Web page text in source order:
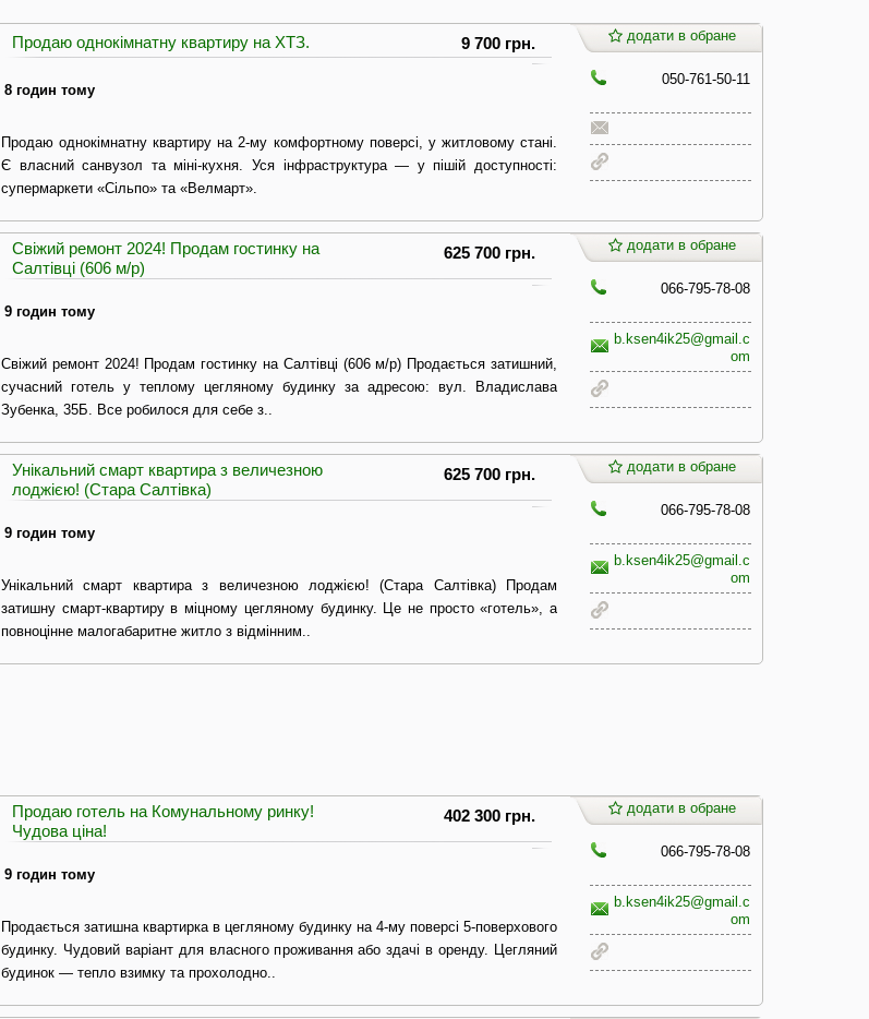
Продаю однокімнатну квартиру на ХТЗ. 9 700 грн.
8 годин тому
Продаю однокімнатну квартиру на 2-му комфортному поверсі, у житловому стані.
Є власний санвузол та міні-кухня. Уся інфраструктура — у пішій доступності:
супермаркети «Сільпо» та «Велмарт».
додати в обране
050-761-50-11
Свіжий ремонт 2024! Продам гостинку на
Салтівці (606 м/р)
625 700 грн.
9 годин тому
Свіжий ремонт 2024! Продам гостинку на Салтівці (606 м/р) Продається затишний,
сучасний готель у теплому цегляному будинку за адресою: вул. Владислава
Зубенка, 35Б. Все робилося для себе з..
додати в обране
066-795-78-08
b.ksen4ik25@gmail.c
om
Унікальний смарт квартира з величезною
лоджією! (Стара Салтівка)
625 700 грн.
9 годин тому
Унікальний смарт квартира з величезною лоджією! (Стара Салтівка) Продам
затишну смарт-квартиру в міцному цегляному будинку. Це не просто «готель», а
повноцінне малогабаритне житло з відмінним..
додати в обране
066-795-78-08
b.ksen4ik25@gmail.c
om
Продаю готель на Комунальному ринку!
Чудова ціна!
402 300 грн.
9 годин тому
Продається затишна квартирка в цегляному будинку на 4-му поверсі 5-поверхового
будинку. Чудовий варіант для власного проживання або здачі в оренду. Цегляний
будинок — тепло взимку та прохолодно..
додати в обране
066-795-78-08
b.ksen4ik25@gmail.c
om